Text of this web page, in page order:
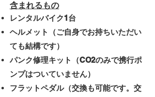
​含まれるもの
レンタルバイク1台
ヘルメット（ご自身でお持ちいただい
ても結構です）
パンク修理キット（CO2のみで携行ポ
ンプはついていません）
フラットペダル（交換も可能です。交